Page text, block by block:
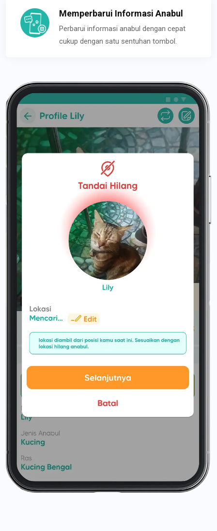
Memperbarui Informasi Anabul
Perbarui informasi anabul dengan cepat
cukup dengan satu sentuhan tombol.